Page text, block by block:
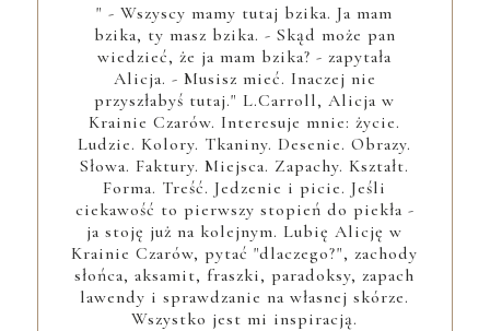
" - Wszyscy mamy tutaj bzika. Ja mam
bzika, ty masz bzika. - Skąd może pan
wiedzieć, że ja mam bzika? - zapytała
Alicja. - Musisz mieć. Inaczej nie
przyszłabyś tutaj." L.Carroll, Alicja w
Krainie Czarów. Interesuje mnie: życie.
Ludzie. Kolory. Tkaniny. Desenie. Obrazy.
Słowa. Faktury. Miejsca. Zapachy. Kształt.
Forma. Treść. Jedzenie i picie. Jeśli
ciekawość to pierwszy stopień do piekła -
ja stoję już na kolejnym. Lubię Alicję w
Krainie Czarów, pytać "dlaczego?", zachody
słońca, aksamit, fraszki, paradoksy, zapach
lawendy i sprawdzanie na własnej skórze.
Wszystko jest mi inspiracją.